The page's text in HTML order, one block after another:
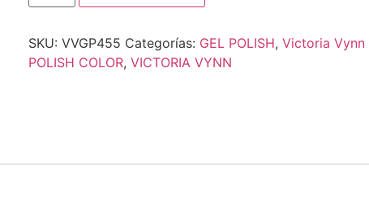
SKU: VVGP455 Categorías: GEL POLISH, Victoria Vynn
POLISH COLOR, VICTORIA VYNN